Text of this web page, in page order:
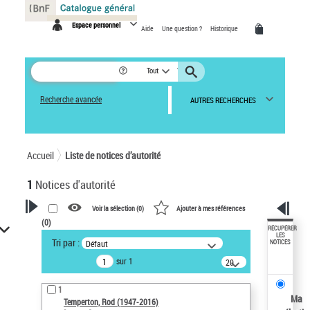
Espace personnel Aide Une question ? Historique
Tout
Recherche avancée AUTRES RECHERCHES
Accueil Liste de notices d’autorité
1 Notices d'autorité
VOTRE RECHERCHE
Recherche avancée dans les
notices d’autorité
Œuvres liées à l'auteur :
Temperton, Rod (1947-2016)
Voir la sélection (0) Ajouter à mes références
(0)
Tri par : Défaut
sur 1
20
résultats/page
1
Temperton, Rod (1947-2016)
RÉCUPÉRER
LES
NOTICES
Ma
Panneau de gestion des cookies